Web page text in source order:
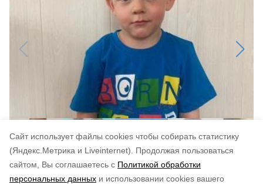
Cайт использует файлы cookies чтобы собирать статистику
(Яндекс.Метрика и Liveinternet).
Продолжая пользоваться
сайтом, Вы соглашаетесь с Политикой обработки
персональных данных и использовании cookies вашего
по оценке